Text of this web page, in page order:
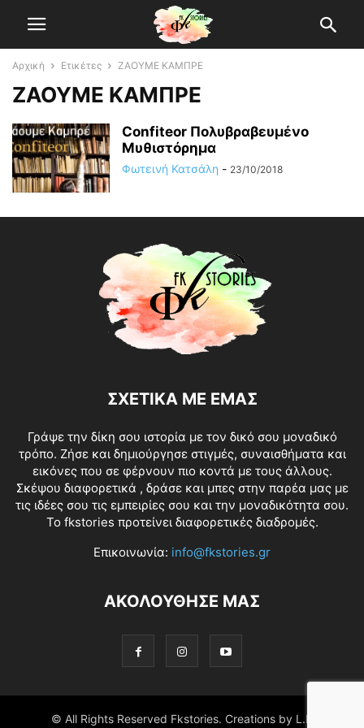
Αρχική Ετικέτες ΖΑΟΥΜΕ ΚΑΜΠΡΕ
ΖΑΟΥΜΕ ΚΑΜΠΡΕ
Confiteor Πολυβραβευμένο
Μυθιστόρημα
Φωτεινή Κατσάλη - 23/10/2018
ΣΧΕΤΙΚΑ ΜΕ ΕΜΑΣ
Γράψε την δίκη σου ιστορία με τον δικό σου μοναδικό
τρόπο. Ζήσε και δημιούργησε στιγμές, συναισθήματα και
εικόνες που σε φέρνουν πιο κοντά με τους άλλους.
Σκέψου διαφορετικά , δράσε και μπες στην παρέα μας με
τις ιδέες σου τις εμπειρίες σου και την μοναδικότητα σου.
Το fkstories προτείνει διαφορετικές διαδρομές.
Επικοινωνία: info@fkstories.gr
ΑΚΟΛΟΥΘΗΣΕ ΜΑΣ
© All Rights Reserved Fkstories. Creations by L.K